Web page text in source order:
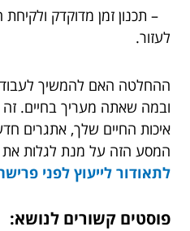
– תכנון זמן מדוקדק ולקיחת
לעזור.
ההחלטה האם להמשיך
ובמה שאתה מעריך בחיים.
איכות החיים שלך, אתגרים
המסע הזה על מנת לגלות
לתאודור לייעוץ לפני
פוסטים קשורים לנושא: